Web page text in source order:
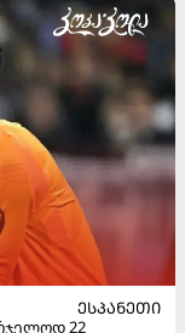
ᲔᲡᲞᲐᲜᲔᲗᲘ
22